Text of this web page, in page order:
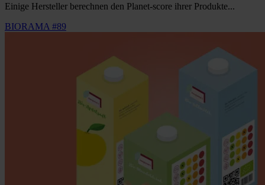
Einige Hersteller berechnen den Planet-score ihrer Produkte...
BIORAMA #89